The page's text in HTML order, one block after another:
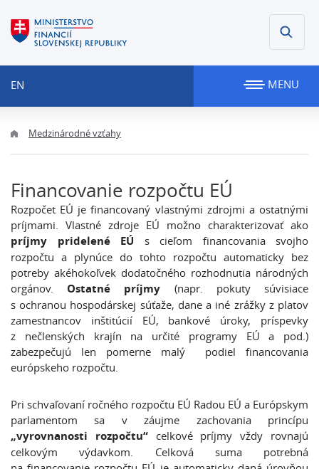
EN MENU
Medzinárodné vzťahy
Financovanie rozpočtu EÚ
Rozpočet EÚ je financovaný vlastnými zdrojmi a ostatnými
príjmami. Vlastné zdroje EÚ možno charakterizovať ako
príjmy pridelené EÚ s cieľom financovania svojho
rozpočtu a plynúce do tohto rozpočtu automaticky bez
potreby akéhokoľvek dodatočného rozhodnutia národných
orgánov.Ostatné príjmy (napr. pokuty súvisiace
s ochranou hospodárskej súťaže, dane a iné zrážky z platov
zamestnancov inštitúcií EÚ, bankové úroky, príspevky
z nečlenských krajín na určité programy EÚ a pod.)
zabezpečujú len pomerne malý podiel financovania
európskeho rozpočtu.
Pri schvaľovaní ročného rozpočtu EÚ Radou EÚ a Európskym
parlamentom sa v záujme zachovania princípu
„vyrovnanosti rozpočtu“celkové príjmy vždy rovnajú
celkovým výdavkom. Celková suma potrebná